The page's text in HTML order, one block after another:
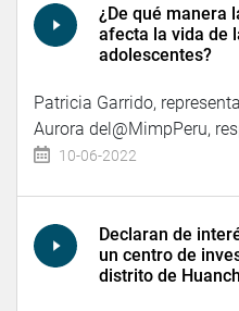
¿De qué manera
afecta la vida de
adolescentes?
Patricia Garrido,
Aurora del@MimpPeru,
10-06-2022
Declaran de
un centro de
distrito de